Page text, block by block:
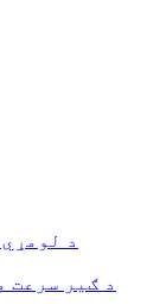
د
د ګیر سرعت